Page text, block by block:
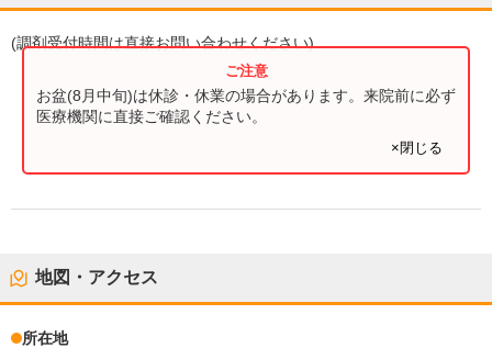
(調剤受付時間は直接お問い合わせください)
お盆(8月中旬)は休診・休業の場合があります。来院前に必ず
医療機関に直接ご確認ください。
×閉じる
地図・アクセス
所在地